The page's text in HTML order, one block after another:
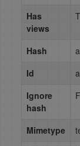
Has
views
Hash
Id
Ignore
hash
Mimetype